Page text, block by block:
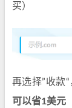
买）
再选择”收款
可以省1美元